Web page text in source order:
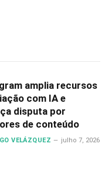
amplia recursos
com IA e
disputa por
de conteúdo
VELÁZQUEZ julho 7, 2026